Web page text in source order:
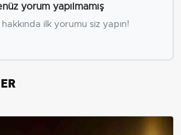
yorum yapılmamış
ilk yorumu siz yapın!